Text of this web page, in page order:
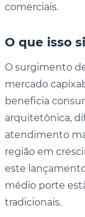
comerciais.
O que isso
O surgimento
mercado
beneficia
arquitetônica,
atendimento
região em
este
médio porte
tradicionais.